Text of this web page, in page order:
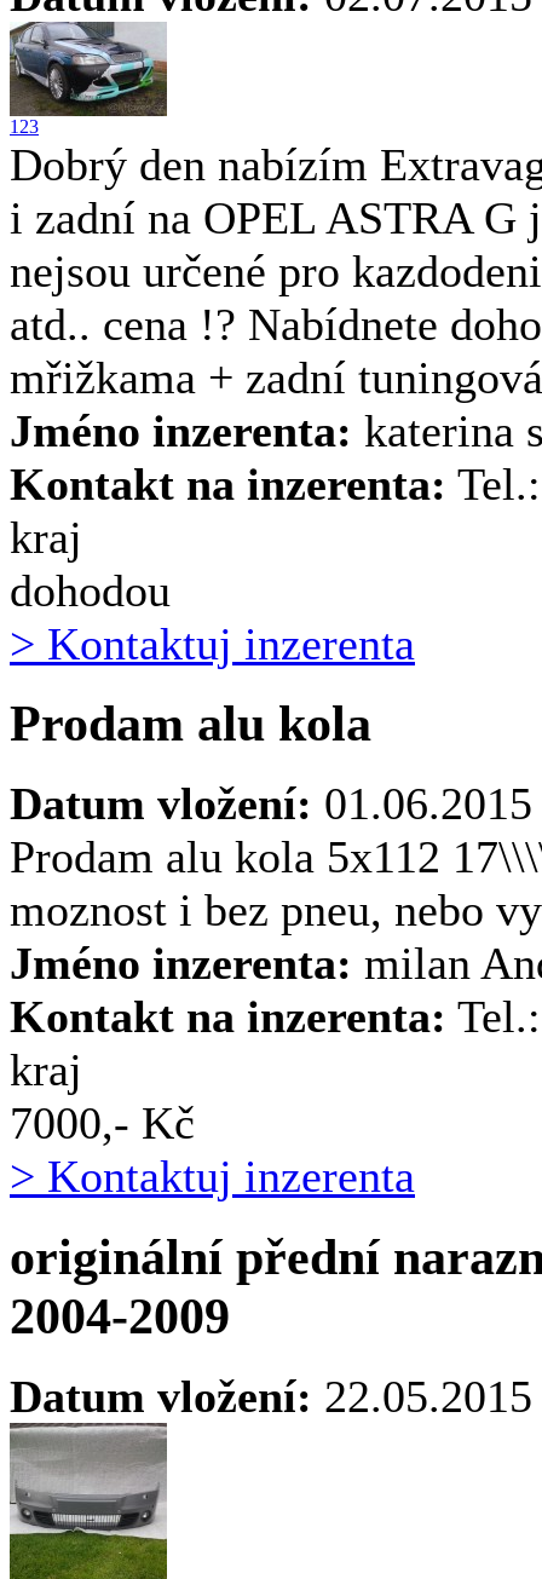
1 23
Dobrý den nabízím
i zadní na OPEL ASTRA G
nejsou určené pro
atd.. cena !? Nabídnete
mřižkama + zadní
Jméno inzerenta: katerina
Kontakt na inzerenta:
kraj
dohodou
> Kontaktuj inzerenta
Prodam alu kola
Datum vložení:
Prodam alu kola 5x112
moznost i bez pneu, nebo
Jméno inzerenta: milan
Kontakt na inzerenta:
kraj
7000,- Kč
> Kontaktuj inzerenta
originální přední
2004-2009
Datum vložení: